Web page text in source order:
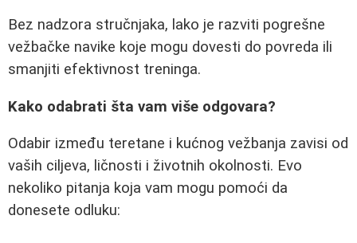
Bez nadzora stručnjaka, lako je razviti pogrešne
vežbačke navike koje mogu dovesti do povreda ili
smanjiti efektivnost treninga.
Kako odabrati šta vam više odgovara?
Odabir između teretane i kućnog vežbanja zavisi od
vaših ciljeva, ličnosti i životnih okolnosti. Evo
nekoliko pitanja koja vam mogu pomoći da
donesete odluku: